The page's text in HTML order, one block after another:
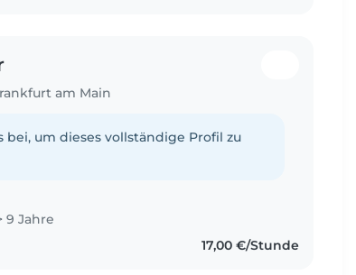
am Main
bei, um dieses vollständige Profil zu
9 Jahre
17,00 €/Stunde